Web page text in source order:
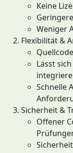
Keine
Weniger
Flexibilität &
Lässt
Schnelle
Sicherheit &
Offener